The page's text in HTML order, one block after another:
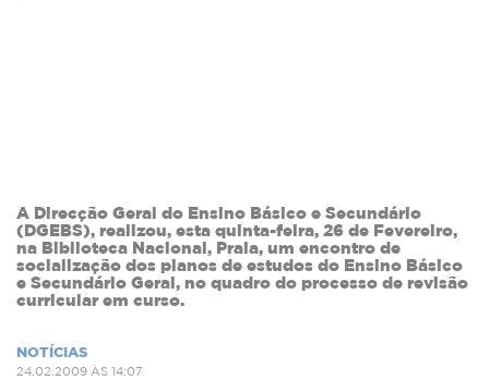
A Direcção Geral do Ensino Básico e Secundário
(DGEBS), realizou, esta quinta-feira, 26 de Fevereiro,
na Biblioteca Nacional, Praia, um encontro de
socialização dos planos de estudos do Ensino Básico
e Secundário Geral, no quadro do processo de revisão
curricular em curso.
NOTÍCIAS
24.02.2009 ÀS 14:07